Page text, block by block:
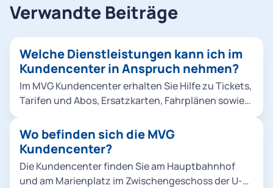
Verwandte Beiträge
Welche Dienstleistungen kann ich im
Kundencenter in Anspruch nehmen?
Im MVG Kundencenter erhalten Sie Hilfe zu Tickets,
Tarifen und Abos, Ersatzkarten, Fahrplänen sowie
Beratungsplätze zur Verfügung. Mehr Infos unter
erhalten Sie im Kundencenter.
Wo befinden sich die MVG
Kundencenter?
Die Kundencenter finden Sie am Hauptbahnhof
und am Marienplatz im Zwischengeschoss der U-